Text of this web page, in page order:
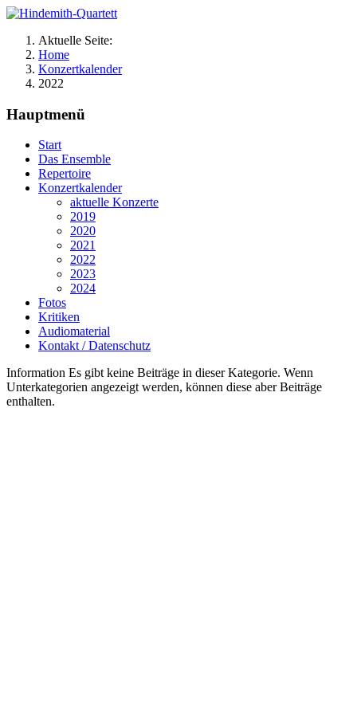
Aktuelle Seite:
Home
Konzertkalender
2022
Hauptmenü
Start
Das Ensemble
Repertoire
Konzertkalender
aktuelle Konzerte
2019
2020
2021
2022
2023
2024
Fotos
Kritiken
Audiomaterial
Kontakt / Datenschutz
Information Es gibt keine Beiträge in dieser Kategorie. Wenn
Unterkategorien angezeigt werden, können diese aber Beiträge
enthalten.